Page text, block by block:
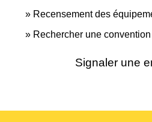
Recensement des
Rechercher une
Signaler une